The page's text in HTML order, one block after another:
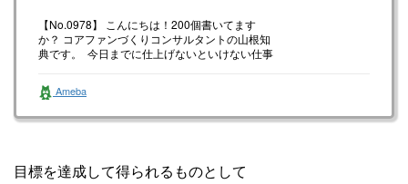
【No.0978】 こんにちは！200個書いてます
か？ コアファンづくりコンサルタントの山根知
典です。 今日までに仕上げないといけない仕事
Ameba
目標を達成して得られるものとして